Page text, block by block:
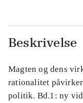
Beskrivelse
Magten og dens
rationalitet
politik. Bd.1: ny